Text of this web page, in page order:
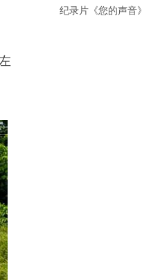
纪录片《您的声音》